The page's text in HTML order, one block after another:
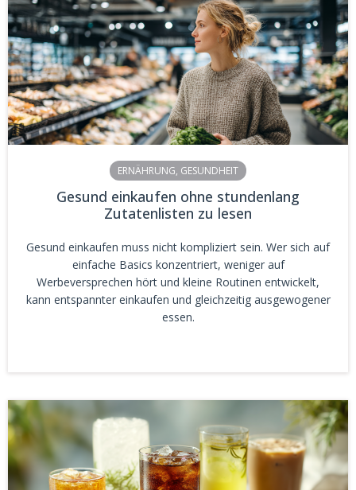
ERNÄHRUNG, GESUNDHEIT
Gesund einkaufen ohne stundenlang
Zutatenlisten zu lesen
Gesund einkaufen muss nicht kompliziert sein. Wer sich auf
einfache Basics konzentriert, weniger auf
Werbeversprechen hört und kleine Routinen entwickelt,
kann entspannter einkaufen und gleichzeitig ausgewogener
essen.